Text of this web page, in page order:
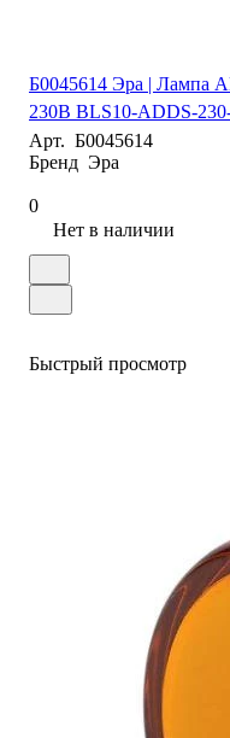
Б0045614 Эра | Лампа
230В BLS10-ADDS-
Арт. Б0045614
Бренд Эра
0
Нет в наличии
Быстрый просмотр